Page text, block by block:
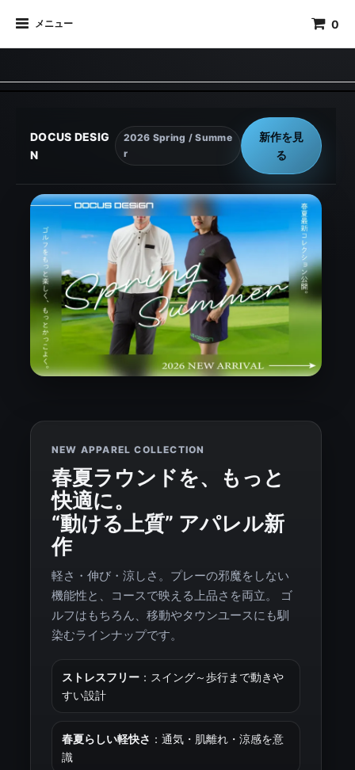
メニュー 0
DOCUS DESIG
N
2026 Spring / Summe
r
新作を見
る
NEW APPAREL COLLECTION
春夏ラウンドを、もっと
快適に。
“動ける上質” アパレル新
作
軽さ・伸び・涼しさ。プレーの邪魔をしない
機能性と、コースで映える上品さを両立。 ゴ
ルフはもちろん、移動やタウンユースにも馴
染むラインナップです。
ストレスフリー ：スイング～歩行まで動きや
すい設計
春夏らしい軽快さ ：通気・肌離れ・涼感を意
識